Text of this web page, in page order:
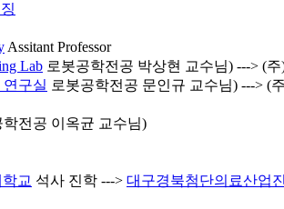
Assitant Professor
Lab 로봇공학전공 박상현 교수님) ---> (
구실 로봇공학전공 문인규 교수님) ---> (
학전공 이옥균 교수님)
교 석사 진학 ---> 대구경북첨단의료산업